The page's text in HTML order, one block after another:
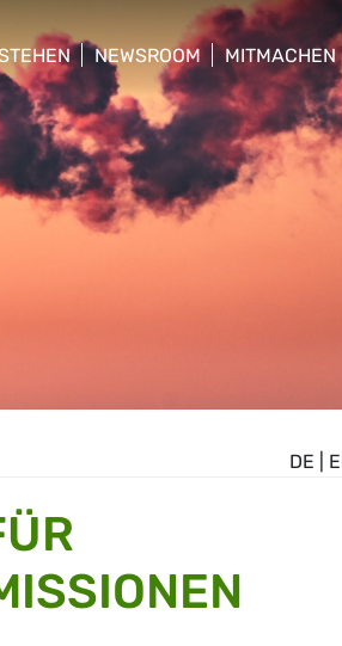
menu
NEWSROOM
show/hide sub menu
MITMACHEN
show/hide
DE